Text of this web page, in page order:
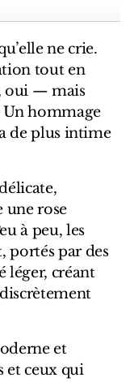
ne crie.
tout en
oui — mais
Un hommage
de plus intime
une rose
à peu, les
portés par des
léger, créant
et
et ceux qui